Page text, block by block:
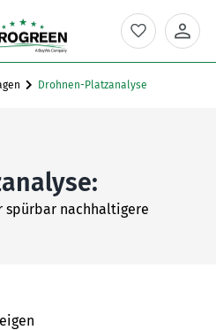
Drohnen-Platzanalyse
spürbar nachhaltigere